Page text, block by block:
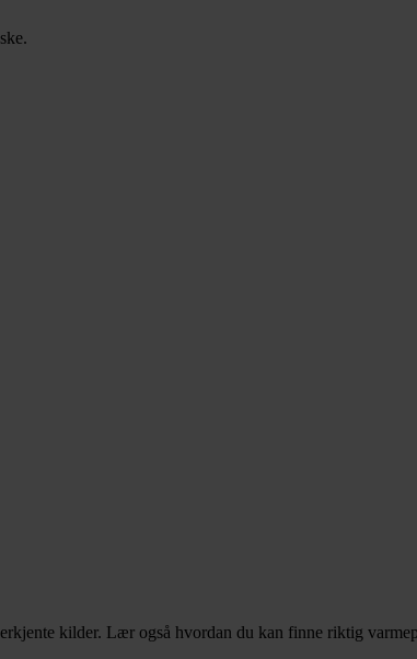
kilder. Lær også hvordan du kan finne riktig